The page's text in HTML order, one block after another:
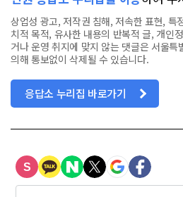
상업성 광고, 저작권 침해, 저속한 표현, 특
치적 목적, 유사한 내용의 반복적 글, 개인
거나 운영 취지에 맞지 않는 댓글은 서울특
의해 통보없이 삭제될 수 있습니다.
응답소 누리집 바로가기